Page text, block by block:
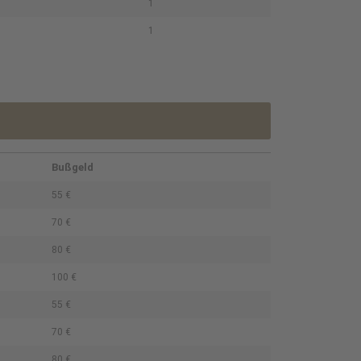
1
1
Bußgeld
55 €
70 €
80 €
100 €
55 €
70 €